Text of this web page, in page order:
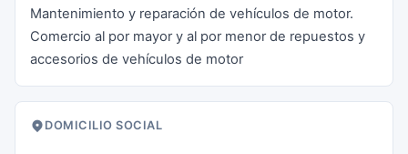
Mantenimiento y reparación de vehículos de motor.
Comercio al por mayor y al por menor de repuestos y
accesorios de vehículos de motor
DOMICILIO SOCIAL